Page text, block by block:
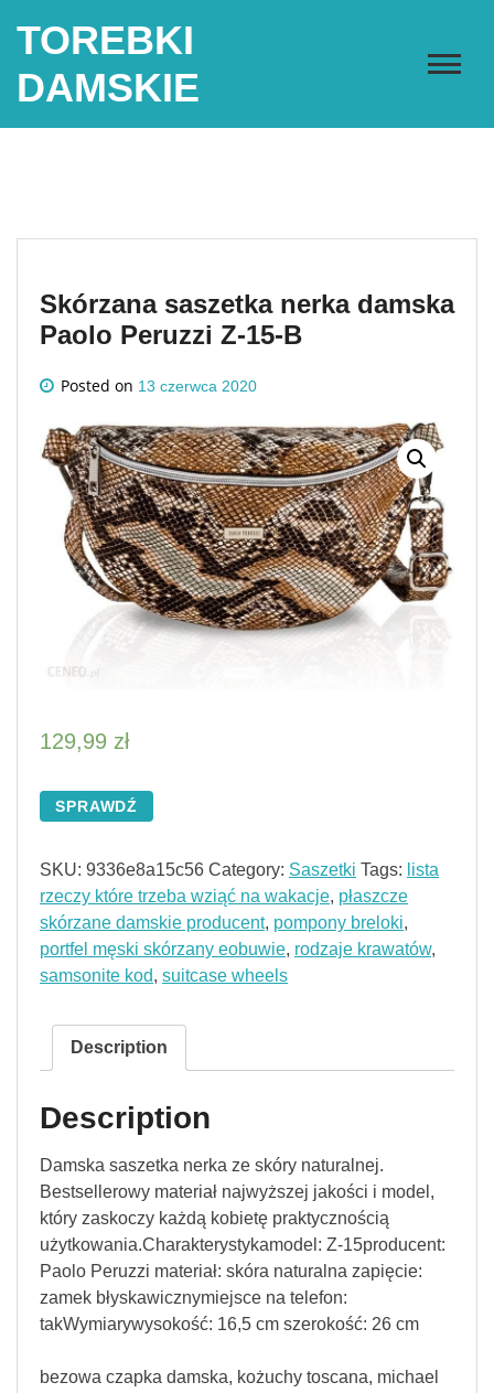
TOREBKI
DAMSKIE
Skórzana saszetka nerka damska
Paolo Peruzzi Z-15-B
Posted on 13 czerwca 2020
129,99 zł
SPRAWDŹ
SKU: 9336e8a15c56 Category: Saszetki Tags: lista
rzeczy które trzeba wziąć na wakacje, płaszcze
skórzane damskie producent, pompony breloki,
portfel męski skórzany eobuwie, rodzaje krawatów,
samsonite kod, suitcase wheels
Description
Description
Damska saszetka nerka ze skóry naturalnej.
Bestsellerowy materiał najwyższej jakości i model,
który zaskoczy każdą kobietę praktycznością
użytkowania.Charakterystykamodel: Z-15producent:
Paolo Peruzzi materiał: skóra naturalna zapięcie:
zamek błyskawicznymiejsce na telefon:
takWymiarywysokość: 16,5 cm szerokość: 26 cm
bezowa czapka damska, kożuchy toscana, michael